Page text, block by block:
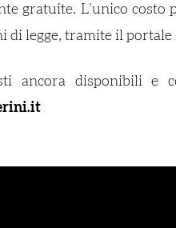
gratuite. L’unico
di legge, tramite il portale
ancora disponibili e